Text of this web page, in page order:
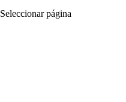
Seleccionar página